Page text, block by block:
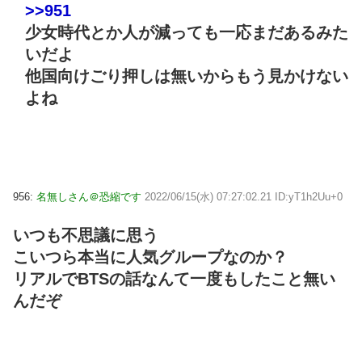
>>951
少女時代とか人が減っても一応まだあるみた
いだよ
他国向けごり押しは無いからもう見かけない
よね
956: 名無しさん＠恐縮です 2022/06/15(水) 07:27:02.21 ID:yT1h2Uu+0
いつも不思議に思う
こいつら本当に人気グループなのか？
リアルでBTSの話なんて一度もしたこと無い
んだぞ